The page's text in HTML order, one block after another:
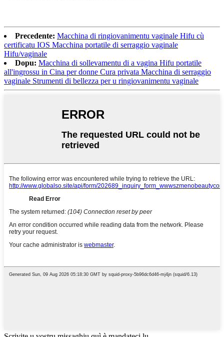
Precedente: Macchina di ringiovanimentu vaginale Hifu cù
certificatu IOS Macchina portatile di serraggio vaginale
Hifu/vaginale
Dopu: Macchina di sollevamentu di a vagina Hifu portatile
all'ingrossu in Cina per donne Cura privata Macchina di serraggio
vaginale Strumenti di bellezza per u ringiovanimentu vaginale